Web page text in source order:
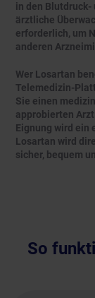
in den
ärztliche
erforderlich, um
anderen
Wer Losartan
Telemedizin-
Sie einen
approbierten
Eignung wird ein
Losartan wird
sicher, bequem
So